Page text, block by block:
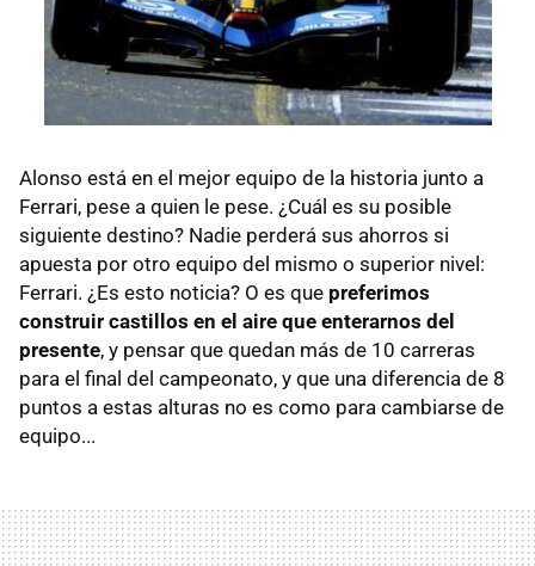
Alonso está en el mejor equipo de la historia junto a
Ferrari, pese a quien le pese. ¿Cuál es su posible
siguiente destino? Nadie perderá sus ahorros si
apuesta por otro equipo del mismo o superior nivel:
Ferrari. ¿Es esto noticia? O es que preferimos
construir castillos en el aire que enterarnos del
presente, y pensar que quedan más de 10 carreras
para el final del campeonato, y que una diferencia de 8
puntos a estas alturas no es como para cambiarse de
equipo...